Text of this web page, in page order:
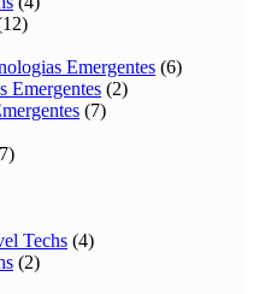
Emergentes (6)
Emergentes (2)
(7)
Techs (4)
(2)